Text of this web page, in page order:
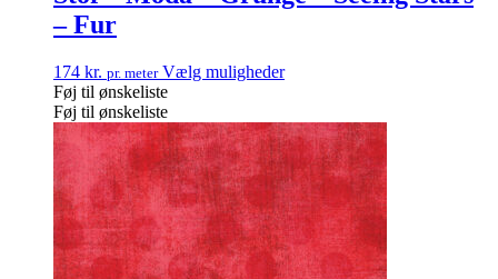
– Fur
174 kr. pr. meter Vælg muligheder
Føj til ønskeliste
Føj til ønskeliste